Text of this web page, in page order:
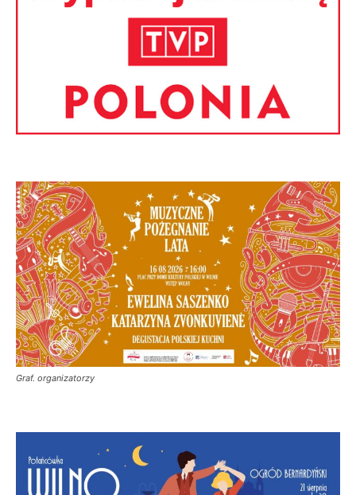
Graf. organizatorzy